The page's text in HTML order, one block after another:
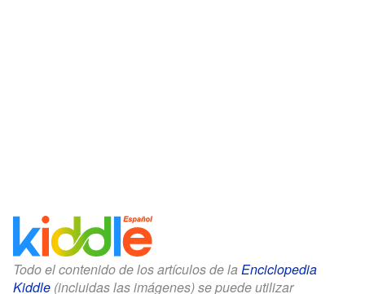
Todo el contenido de los artículos de la Enciclopedia
Kiddle (incluidas las imágenes) se puede utilizar